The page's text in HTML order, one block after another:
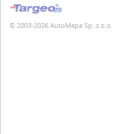
© 2003-2026 AutoMapa Sp. z o.o.